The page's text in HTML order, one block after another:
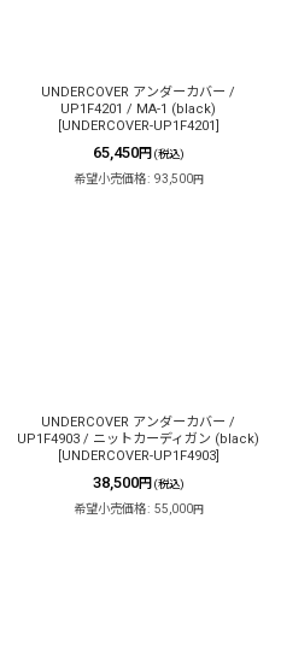
UNDERCOVER アンダーカバー /
UP1F4201 / MA-1 (black)
UNDERCOVER-UP1F4201
65,450円 (税込)
希望小売価格: 93,500円
UNDERCOVER アンダーカバー /
UP1F4903 / ニットカーディガン (black)
UNDERCOVER-UP1F4903]
38,500円 (税込)
希望小売価格: 55,000円